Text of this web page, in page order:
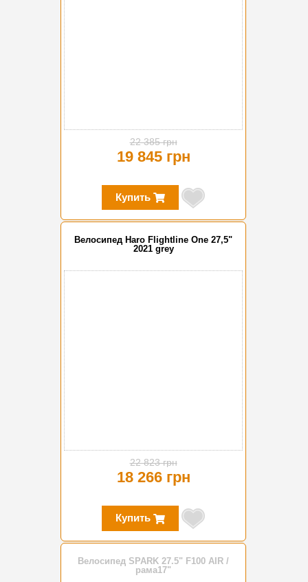
22 385 грн
19 845 грн
Купить
Велосипед Haro Flightline One 27,5"
2021 grey
22 823 грн
18 266 грн
Купить
Велосипед SPARK 27.5" F100 AIR /
рама17"